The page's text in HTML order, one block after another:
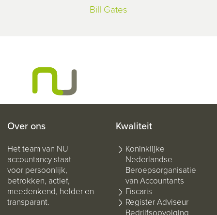
Bill Gates
Over ons
Het team van NU
accountancy staat
voor persoonlijk,
betrokken, actief,
meedenkend, helder en
transparant.
Kwaliteit
Koninklijke
Nederlandse
Beroepsorganisatie
van Accountants
Fiscaris
Register Adviseur
Bedrijfsopvolging